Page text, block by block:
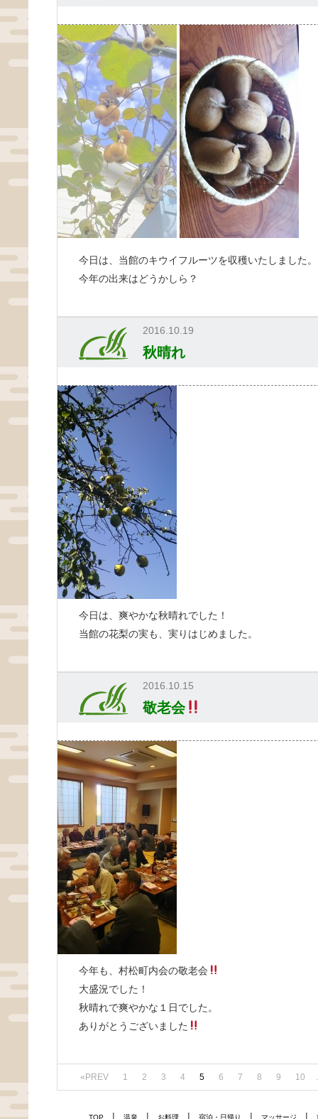
今日は、当館のキウイフルーツを収穫いたしました。
今年の出来はどうかしら？
2016.10.19
秋晴れ
今日は、爽やかな秋晴れでした！
当館の花梨の実も、実りはじめました。
2016.10.15
敬老会
今年も、村松町内会の敬老会
大盛況でした！
秋晴れで爽やかな１日でした。
ありがとうございました
«PREV 1 2 3 4 5 6 7 8 9 10
TOP | 温泉 | お料理 | 宿泊・日帰り | マッサージ |